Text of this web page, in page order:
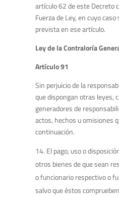
artículo 62 de este Decreto
Fuerza de Ley, en cuyo
prevista en ese artículo.
Ley de la Contraloría
Artículo 91
Sin perjuicio de la
que dispongan otras leyes,
generadores de
actos, hechos u omisiones
continuación.
El pago, uso o
otros bienes de que sean
o funcionario respectivo o
salvo que éstos